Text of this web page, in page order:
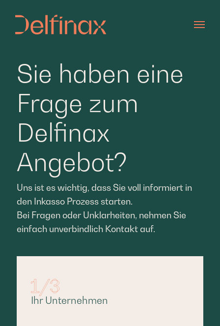
Sie haben eine
Frage zum
Delfinax
Angebot?
Uns ist es wichtig, dass Sie voll informiert in
den Inkasso Prozess starten.
Bei Fragen oder Unklarheiten, nehmen Sie
einfach unverbindlich Kontakt auf.
Ihr Unternehmen